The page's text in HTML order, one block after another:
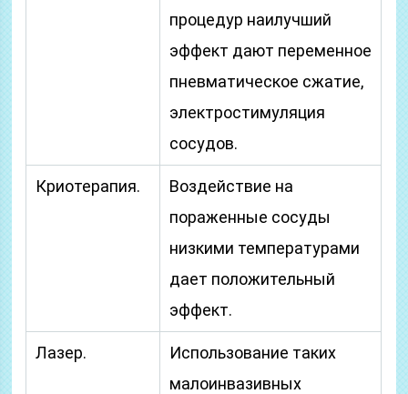
процедур наилучший
эффект дают переменное
пневматическое сжатие,
электростимуляция
сосудов.
Криотерапия.
Воздействие на
пораженные сосуды
низкими температурами
дает положительный
эффект.
Лазер.
Использование таких
малоинвазивных